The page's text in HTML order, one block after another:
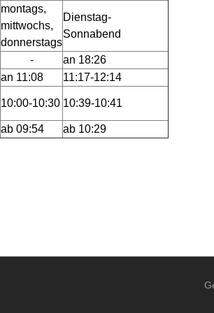
montags,
mittwochs,
donnerstags
Dienstag-
Sonnabend
-
an 18:26
an 11:08 11:17-12:14
10:00-10:30 10:39-10:41
ab 09:54 ab 10:29